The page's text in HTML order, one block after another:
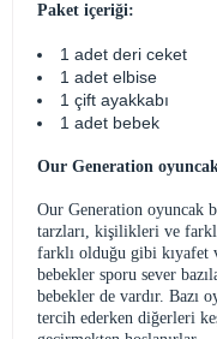
Paket içeriği:
1 adet deri ceket
1 adet elbise
1 çift ayakkabı
1 adet bebek
Our Generation
Our Generation oyuncak
tarzları, kişilikleri ve
farklı olduğu gibi kıyafet
bebekler sporu sever
bebekler de vardır. Bazı
tercih ederken diğerleri